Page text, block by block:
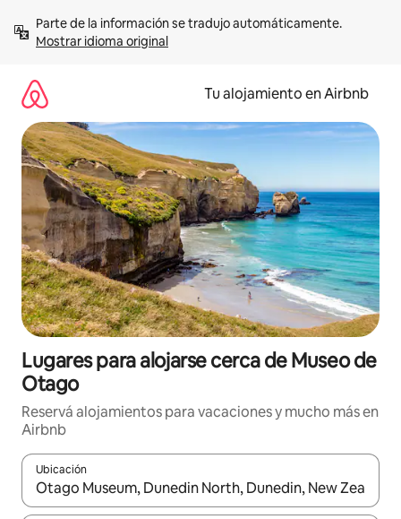
contenidoMostrar idioma original
Tu alojamiento en Airbnb
Lugares para alojarse cerca de Museo de
Otago
Reservá alojamientos para vacaciones y mucho más en
Airbnb
Ubicación
Cuando los resultados estén disponibles, navegá con las